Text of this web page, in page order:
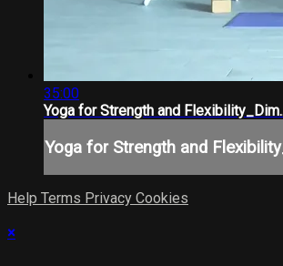
35:00
Yoga for Strength and
Yoga for Strength and
Help Terms Privacy Cookies
×